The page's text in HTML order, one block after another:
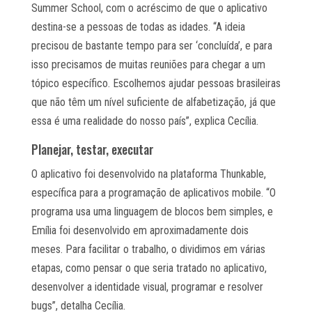
Summer School, com o acréscimo de que o aplicativo
destina-se a pessoas de todas as idades. “A ideia
precisou de bastante tempo para ser ‘concluída’, e para
isso precisamos de muitas reuniões para chegar a um
tópico específico. Escolhemos ajudar pessoas brasileiras
que não têm um nível suficiente de alfabetização, já que
essa é uma realidade do nosso país”, explica Cecília.
Planejar, testar, executar
O aplicativo foi desenvolvido na plataforma Thunkable,
específica para a programação de aplicativos mobile. “O
programa usa uma linguagem de blocos bem simples, e
Emília foi desenvolvido em aproximadamente dois
meses. Para facilitar o trabalho, o dividimos em várias
etapas, como pensar o que seria tratado no aplicativo,
desenvolver a identidade visual, programar e resolver
bugs”, detalha Cecília.